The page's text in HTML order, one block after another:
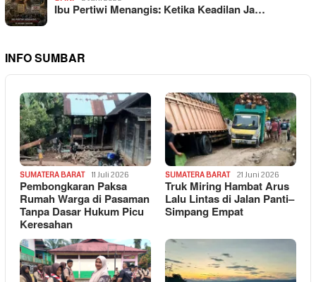
Ibu Pertiwi Menangis: Ketika Keadilan Ja…
INFO SUMBAR
SUMATERA BARAT 11 Juli 2026
Pembongkaran Paksa
Rumah Warga di Pasaman
Tanpa Dasar Hukum Picu
Keresahan
SUMATERA BARAT 21 Juni 2026
Truk Miring Hambat Arus
Lalu Lintas di Jalan Panti–
Simpang Empat